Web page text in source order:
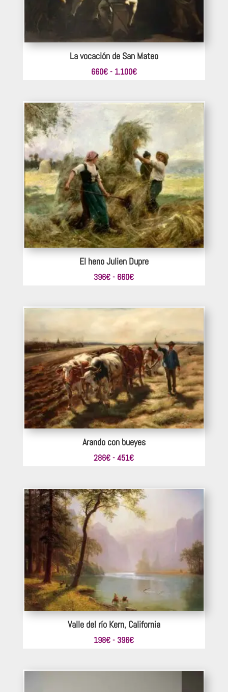
La vocación de San Mateo
660€- 1.100€Rango
desde
660€
hasta
1.100€
El heno Julien Dupre
396€ - 660€Rango
396€
hasta
660€
Arando con bueyes
286€ - 451€Rango
desde
286€
hasta
Valle del río Kern, California
198€ - 396€Rango